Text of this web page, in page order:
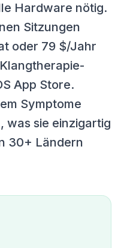
Hardware nötig.
Sitzungen
oder 79 $/Jahr
App Store.
Symptome
was sie einzigartig
30+ Ländern